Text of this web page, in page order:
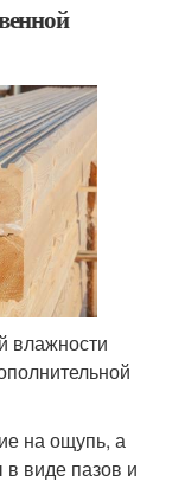
влажности
на ощупь, а
виде пазов и